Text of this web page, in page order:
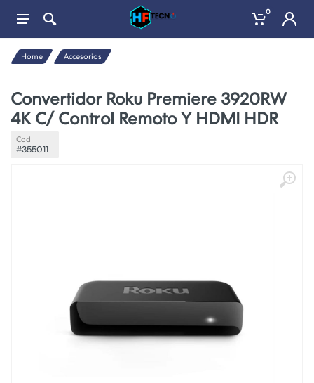
0
Home Accesorios
Convertidor Roku Premiere 3920RW
4K C/ Control Remoto Y HDMI HDR
Cod
#355011